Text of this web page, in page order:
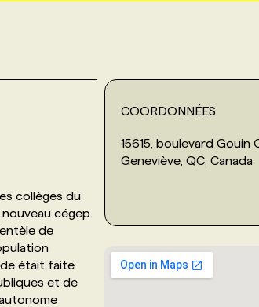
collèges du
cégep.
de
était faite
et de
COORDONNÉES
15615, boulevard Gouin
Geneviève, QC, Canada